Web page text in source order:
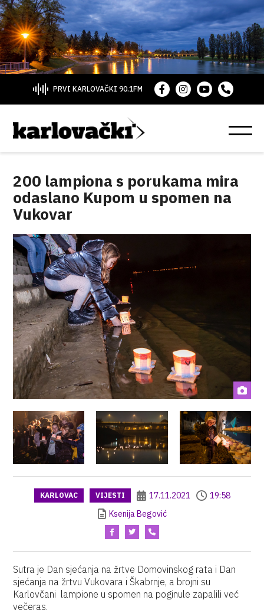
PRVI KARLOVAČKI 90.1FM
200 lampiona s porukama mira
odaslano Kupom u spomen na
Vukovar
KARLOVAC VIJESTI 17.11.2021
19:58
Ksenija Begović
Sutra je Dan sjećanja na žrtve Domovinskog rata i Dan
sjećanja na žrtvu Vukovara i Škabrnje, a brojni su
Karlovčani lampione u spomen na poginule zapalili već
večeras.